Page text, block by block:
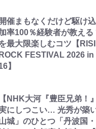
開催まもなくだけど駆け
率100％経験者が教える
最大限楽しむコツ【
ROCK FESTIVAL 2026 in
】
【NHK大河『豊臣兄弟！
にしつこい… 光秀が築
城」のひとつ「丹波国